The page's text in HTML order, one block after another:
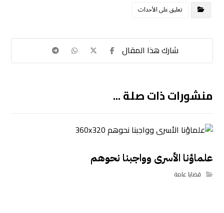
تعليق على الأحداث
منشورات ذات صلة ...
علماؤنا الأسرى وواجبنا نحوهم
قضايا عامة